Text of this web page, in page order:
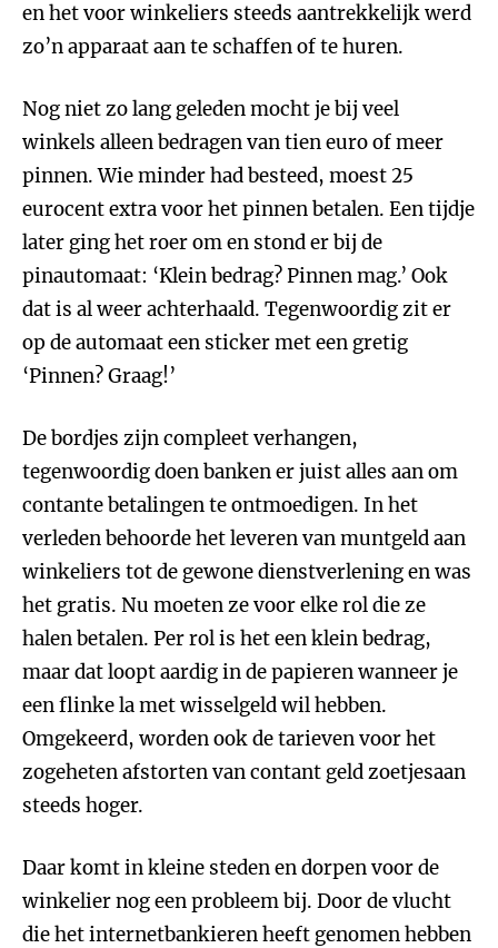
en het voor winkeliers steeds aantrekkelijk werd
zo’n apparaat aan te schaffen of te huren.
Nog niet zo lang geleden mocht je bij veel
winkels alleen bedragen van tien euro of meer
pinnen. Wie minder had besteed, moest 25
eurocent extra voor het pinnen betalen. Een tijdje
later ging het roer om en stond er bij de
pinautomaat: ‘Klein bedrag? Pinnen mag.’ Ook
dat is al weer achterhaald. Tegenwoordig zit er
op de automaat een sticker met een gretig
‘Pinnen? Graag!’
De bordjes zijn compleet verhangen,
tegenwoordig doen banken er juist alles aan om
contante betalingen te ontmoedigen. In het
verleden behoorde het leveren van muntgeld aan
winkeliers tot de gewone dienstverlening en was
het gratis. Nu moeten ze voor elke rol die ze
halen betalen. Per rol is het een klein bedrag,
maar dat loopt aardig in de papieren wanneer je
een flinke la met wisselgeld wil hebben.
Omgekeerd, worden ook de tarieven voor het
zogeheten afstorten van contant geld zoetjesaan
steeds hoger.
Daar komt in kleine steden en dorpen voor de
winkelier nog een probleem bij. Door de vlucht
die het internetbankieren heeft genomen hebben